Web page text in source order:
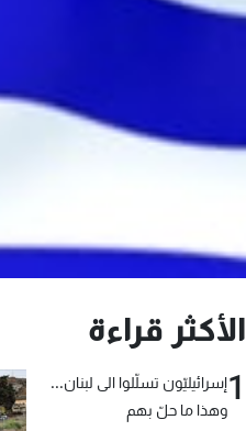
الأكثر قراءة
1إسرائيليّون تسلّلوا الى لبنان...
وهذا ما حلّ بهم